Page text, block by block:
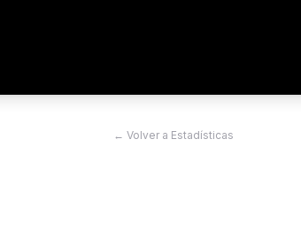
← Volver a Estadísticas